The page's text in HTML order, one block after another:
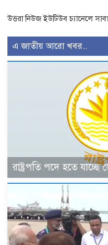
উত্তরা নিউজ ইউটিউব চ্যানেলে
এ জাতীয় আরো খবর..
রাষ্ট্রপতি পদে হতে যাচ্ছে